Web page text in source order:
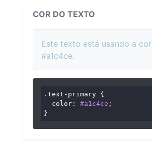
COR DO TEXTO
Este texto está usando a cor
#a1c4ce.
.text-primary {
color : #a1c4ce ;
}